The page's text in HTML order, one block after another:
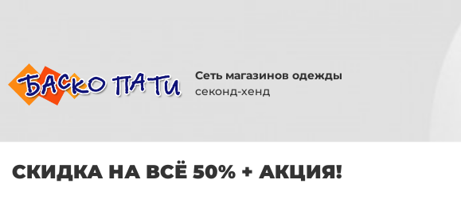
Сеть магазинов одежды
секонд-хенд
СКИДКА НА ВСЁ 50% + АКЦИЯ!